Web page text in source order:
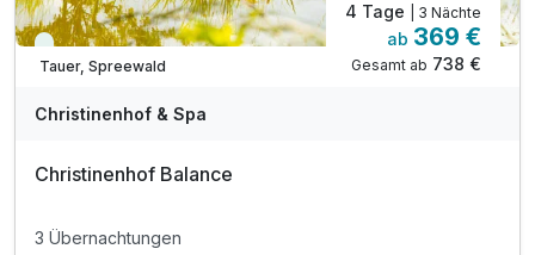
Immer verfügbar
Tauer, Spreewald
4 Tage | 3 Nächte
ab 369 €
Gesamt ab 738 €
Christinenhof & Spa
Christinenhof Balance
3 Übernachtungen